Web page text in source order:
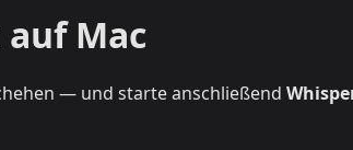
Mac
— und starte anschließend